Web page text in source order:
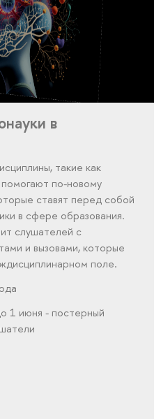
в
такие как
помогают по-новому
ставят перед собой
в сфере образования.
слушателей с
и вызовами, которые
поле.
1 июня - постерный